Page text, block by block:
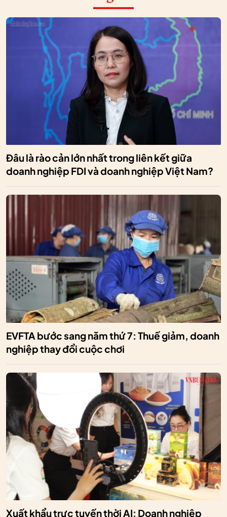
Đâu là rào cản lớn nhất trong liên kết giữa
doanh nghiệp FDI và doanh nghiệp Việt Nam?
EVFTA bước sang năm thứ 7: Thuế giảm, doanh
nghiệp thay đổi cuộc chơi
Xuất khẩu trực tuyến thời AI: Doanh nghiệp